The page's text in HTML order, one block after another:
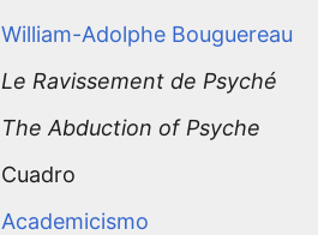
William-Adolphe Bouguereau
Le Ravissement de Psyché
The Abduction of Psyche
Cuadro
Academicismo